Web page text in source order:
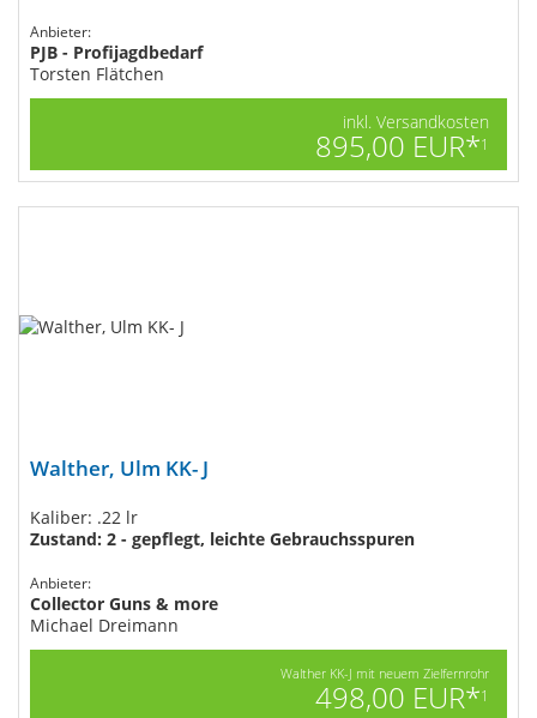
Anbieter:
PJB - Profijagdbedarf
Torsten Flätchen
inkl. Versandkosten
895,00 EUR*1
Walther, Ulm KK- J
Kaliber: .22 lr
Zustand: 2 - gepflegt, leichte Gebrauchsspuren
Anbieter:
Collector Guns & more
Michael Dreimann
Walther KK-J mit neuem Zielfernrohr
498,00 EUR*1